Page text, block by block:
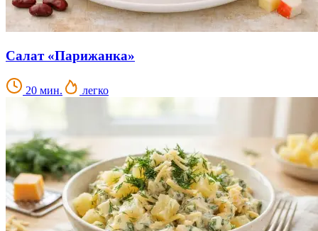
Салат «Парижанка»
20 мин. легко